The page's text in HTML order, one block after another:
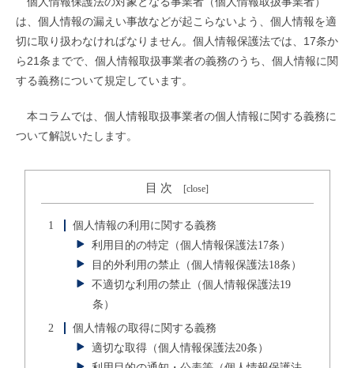
は、個人情報の漏えい事故などが起こらないよう、個人情報を適
切に取り扱わなければなりません。個人情報保護法では、17条か
ら21条までで、個人情報取扱事業者の義務のうち、個人情報に関
する義務について規定しています。
本コラムでは、個人情報取扱事業者の個人情報に関する義務に
ついて解説いたします。
目 次 [close]
1
個人情報の利用に関する義務
利用目的の特定（個人情報保護法17条）
目的外利用の禁止（個人情報保護法18条）
不適切な利用の禁止（個人情報保護法19
条）
2
個人情報の取得に関する義務
適切な取得（個人情報保護法20条）